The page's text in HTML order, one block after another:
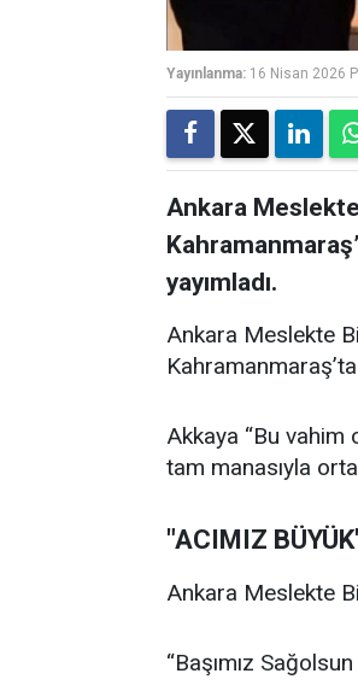
Yayınlanma: 16 Nisan 2026
Ankara
yayımladı.
Ankara Meslekte
Kahramanmaraş’ta
Akkaya “Bu vahim
tam manasıyla
"ACIMIZ
Ankara Meslekte
“Başımız Sağolsun